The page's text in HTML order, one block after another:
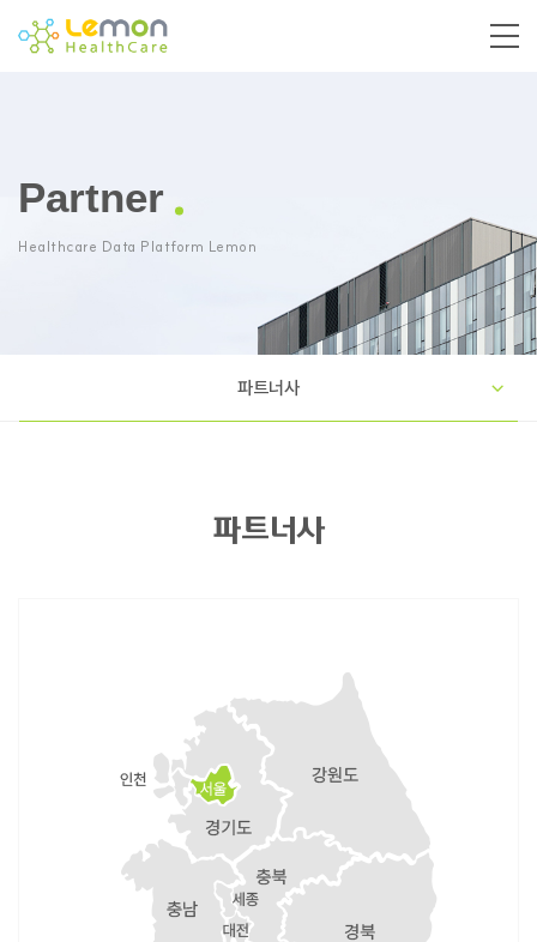
Partner
Healthcare Data Platform Lemon
파트너사
파트너사